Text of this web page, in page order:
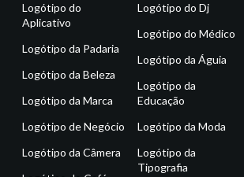
Logótipo do
Aplicativo
Logótipo da Padaria
Logótipo da Beleza
Logótipo da Marca
Logótipo de Negócio
Logótipo da Câmera
Logótipo do Dj
Logótipo do Médico
Logótipo da Águia
Logótipo da
Educação
Logótipo da Moda
Logótipo da
Tipografia